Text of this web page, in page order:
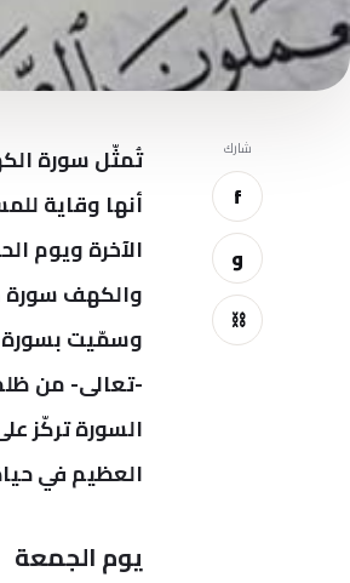
شارك
f
و
⛓
تُمثّل سورة
أنها وقاية
الآخرة ويوم
والكهف سورة
وسمّيت بسورة
-تعالى- من
السورة تركّز
العظيم في
يوم الجمعة